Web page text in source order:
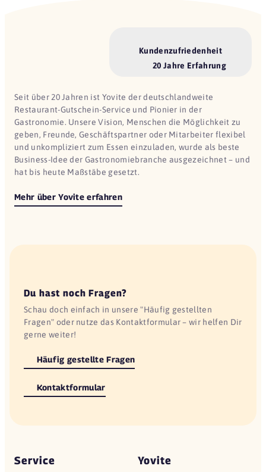
Kundenzufriedenheit
20 Jahre Erfahrung
Seit über 20 Jahren ist Yovite der deutschlandweite
Restaurant-Gutschein-Service und Pionier in der
Gastronomie. Unsere Vision, Menschen die Möglichkeit zu
geben, Freunde, Geschäftspartner oder Mitarbeiter flexibel
und unkompliziert zum Essen einzuladen, wurde als beste
Business-Idee der Gastronomiebranche ausgezeichnet – und
hat bis heute Maßstäbe gesetzt.
Mehr über Yovite erfahren
Du hast noch Fragen?
Schau doch einfach in unsere "Häufig gestellten
Fragen" oder nutze das Kontaktformular – wir helfen Dir
gerne weiter!
Häufig gestellte Fragen
Kontaktformular
Service Yovite